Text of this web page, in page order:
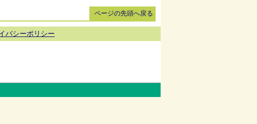
ページの先頭へ戻る
バシーポリシー